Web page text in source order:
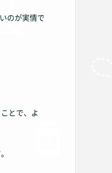
のが実情で
とで、よ